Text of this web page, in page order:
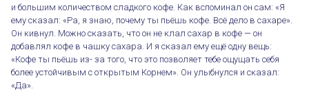
и большим количеством сладкого кофе. Как вспоминал он сам: «Я
ему сказал: «Ра, я знаю, почему ты пьёшь кофе. Всё дело в сахаре».
Он кивнул. Можно сказать, что он не клал сахар в кофе — он
добавлял кофе в чашку сахара. И я сказал ему ещё одну вещь:
«Кофе ты пьёшь из- за того, что это позволяет тебе ощущать себя
более устойчивым с открытым Корнем». Он улыбнулся и сказал:
«Да».